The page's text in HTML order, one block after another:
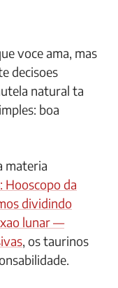
voce ama, mas
decisoes
natural ta
boa
materia
Hooscopo da
dividindo
lunar —
, os taurinos